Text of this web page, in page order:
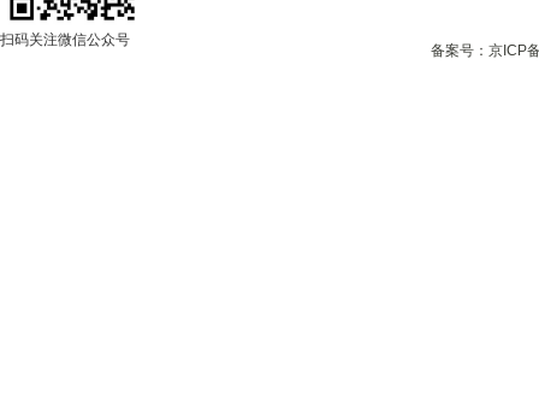
扫码关注微信公众号
备案号：京ICP